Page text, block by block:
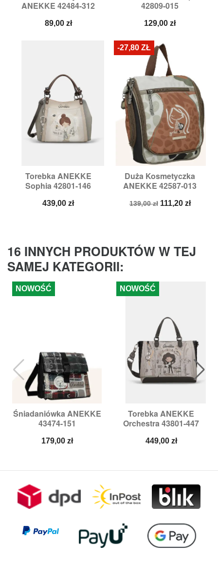
ANEKKE 42484-312
Cena
89,00 zł
42809-015
Cena
129,00 zł
Torebka ANEKKE
Sophia 42801-146
Cena
439,00 zł
Duża Kosmetyczka
ANEKKE 42587-013
Cena
139,00 zł Cena
111,20 zł
-27,80 ZŁ
16 INNYCH PRODUKTÓW W TEJ
SAMEJ KATEGORII:
Śniadaniówka ANEKKE
43474-151
Cena
179,00 zł
NOWOŚĆ
Torebka ANEKKE
Orchestra 43801-447
Cena
449,00 zł
NOWOŚĆ